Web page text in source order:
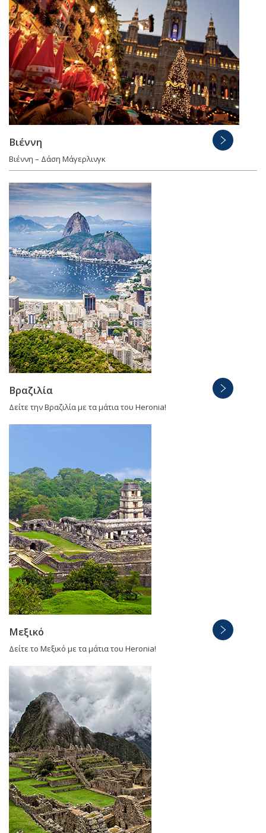
Βιέννη
Βιέννη – Δάση Μάγερλινγκ
Βραζιλία
Δείτε την Βραζιλία με τα μάτια του Heronia!
Μεξικό
Δείτε το Μεξικό με τα μάτια του Heronia!